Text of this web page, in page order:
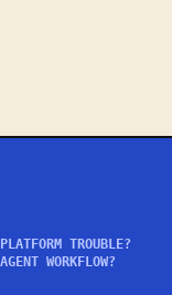
PLATFORM TROUBLE?
AGENT WORKFLOW?